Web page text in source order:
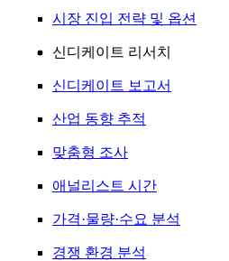
시장 진입 전략 및 옵션
신디케이트 리서치
신디케이트 보고서
산업 동향 추적
맞춤형 조사
애널리스트 시간
가격·물량·수요 분석
경쟁 환경 분석